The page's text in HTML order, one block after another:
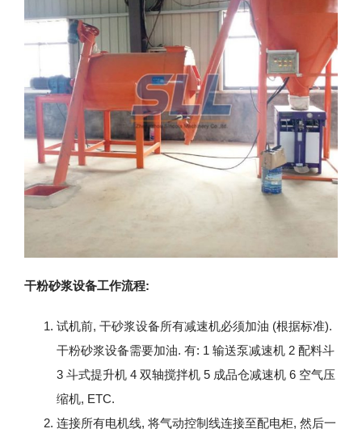
干粉砂浆设备工作流程:
试机前, 干砂浆设备所有减速机必须加油 (根据标准).
干粉砂浆设备需要加油. 有: 1 输送泵减速机 2 配料斗
3 斗式提升机 4 双轴搅拌机 5 成品仓减速机 6 空气压
缩机, ETC.
连接所有电机线, 将气动控制线连接至配电柜, 然后一